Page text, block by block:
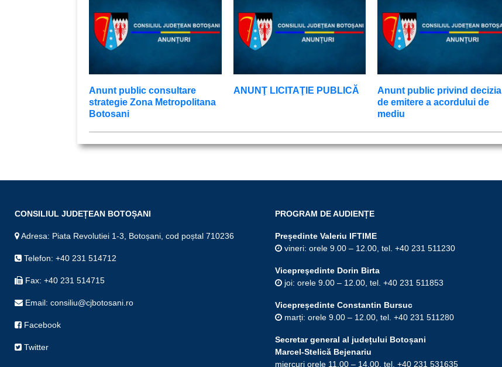
Anunt public consultare
strategie Zona Metropolitana
Botosani
ANUNŢ LICITAŢIE PUBLICĂ
Anunt public privind decizia
de emitere a acordului de
mediu
CONSILIUL JUDEȚEAN BOTOȘANI
Adresa: Piata Revolutiei 1-3, Botoșani, cod poștal 710236
Telefon: +40 231 514712
Fax: +40 231 514715
Email: consiliu@cjbotosani.ro
Facebook
Twitter
PROGRAM DE AUDIENȚE
Președinte Valeriu IFTIME
vineri: orele 9.00 – 12.00, tel. +40 231 511230
Vicepreşedinte Dorin Birta
joi: orele 9.00 – 12.00, tel. +40 231 511853
Vicepreședinte Constantin Bursuc
marți: orele 9.00 – 12.00, tel. +40 231 511280
Secretar general al județului Botoșani
Marcel-Stelică Bejenariu
miercuri orele 11.00 – 14.00, tel. +40 231 531635